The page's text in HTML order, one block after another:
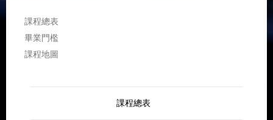
課程總表
畢業門檻
課程地圖
課程總表